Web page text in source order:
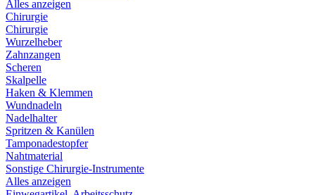
Alles anzeigen
Chirurgie
Chirurgie
Wurzelheber
Zahnzangen
Scheren
Skalpelle
Haken & Klemmen
Wundnadeln
Nadelhalter
Spritzen & Kanülen
Tamponadestopfer
Nahtmaterial
Sonstige Chirurgie-Instrumente
Alles anzeigen